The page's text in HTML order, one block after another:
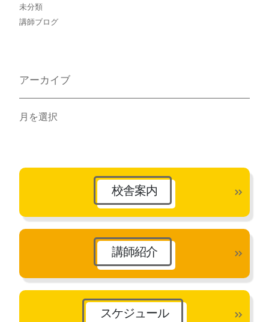
未分類
講師ブログ
アーカイブ
ア
ブ
校舎案内
講師紹介
スケジュール